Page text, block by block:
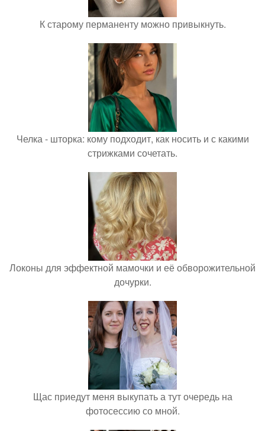
К старому перманенту можно привыкнуть.
Челка - шторка: кому подходит, как носить и с какими
стрижками сочетать.
Локоны для эффектной мамочки и её обворожительной
дочурки.
Щас приедут меня выкупать а тут очередь на
фотосессию со мной.